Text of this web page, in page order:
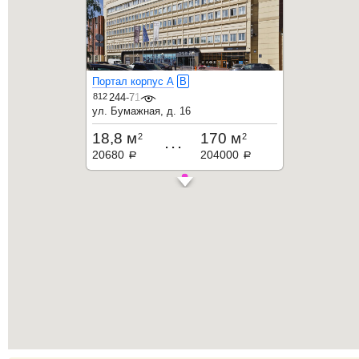
Портал корпус А B
812 244-71-32
ул. Бумажная, д. 16
18,8 м2
20680 a
... 170 м2
204000 a